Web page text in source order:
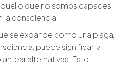
que no somos capaces
la consciencia.
se expande como una plaga,
puede significar la
alternativas. Esto